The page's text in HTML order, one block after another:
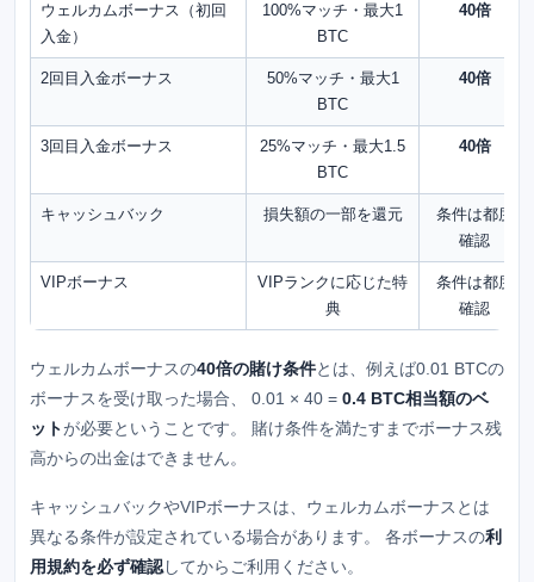
ウェルカムボーナス（初回
入金）
100%マッチ・最大1
BTC
40倍
2回目入金ボーナス
50%マッチ・最大1
BTC
40倍
3回目入金ボーナス
25%マッチ・最大1.5
BTC
40倍
キャッシュバック 損失額の一部を還元
条件は都度
確認
VIPボーナス
VIPランクに応じた特
典
条件は都度
確認
ウェルカムボーナスの40倍の賭け条件とは、例えば0.01 BTCの
ボーナスを受け取った場合、 0.01 × 40 = 0.4 BTC相当額のベ
ットが必要ということです。 賭け条件を満たすまでボーナス残
高からの出金はできません。
キャッシュバックやVIPボーナスは、ウェルカムボーナスとは
異なる条件が設定されている場合があります。 各ボーナスの利
用規約を必ず確認してからご利用ください。